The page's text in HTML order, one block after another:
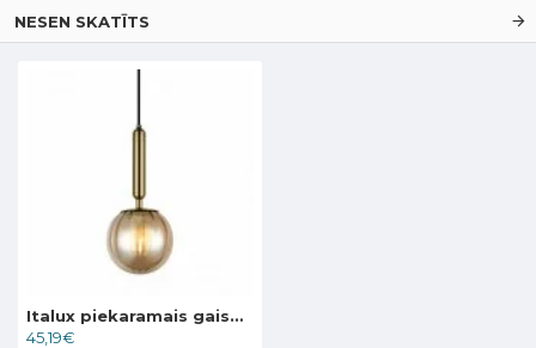
NESEN SKATĪTS
Italux piekaramais gaismeklis 1xE27x5W, dzintara, Ravena PND-2324-1 BRO+AMB
45,19€